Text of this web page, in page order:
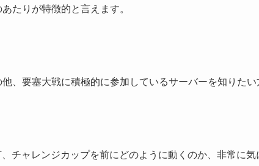
たりが特徴的と言えます。
他、要塞大戦に積極的に参加しているサーバーを知りた
チャレンジカップを前にどのように動くのか、非常に